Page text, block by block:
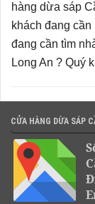
hàng dừa sáp
khách đang
đang cần tìm
Long An ? Quý
CỬA HÀNG DỪA SÁP